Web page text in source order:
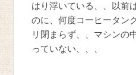
はり浮いている、、以前
のに、何度コーヒータン
リ閉まらず、、マシンの
っていない、、、